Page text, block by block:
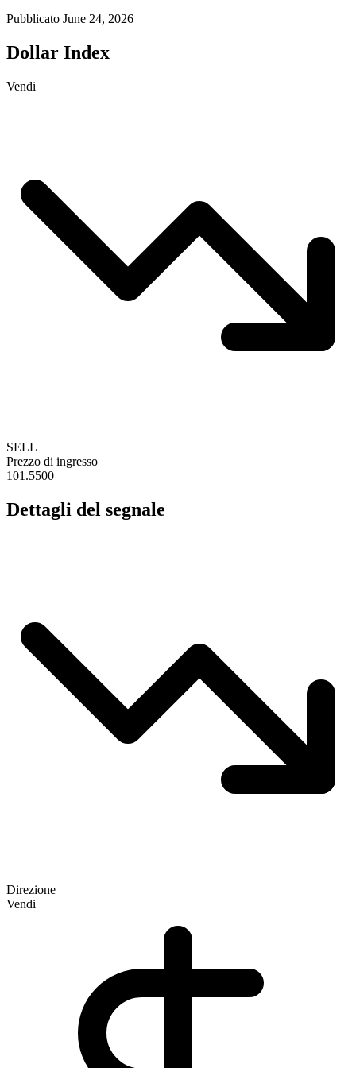
Pubblicato June 24, 2026
Dollar Index
Vendi
SELL
Prezzo di ingresso
101.5500
Dettagli del segnale
Direzione
Vendi